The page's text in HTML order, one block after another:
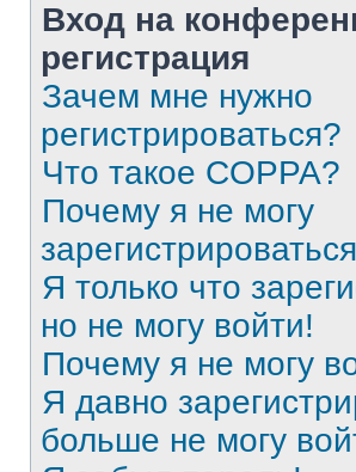
Вход на
регистрация
Зачем мне нужно
регистрироваться?
Что такое COPPA?
Почему я не могу
Я только что
но не могу войти!
Почему я не могу
Я давно
больше не могу